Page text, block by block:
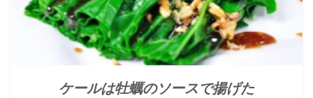
ケールは牡蠣のソースで揚げた